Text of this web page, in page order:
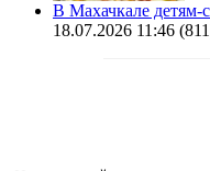
В Махачкале
18.07.2026 11:46